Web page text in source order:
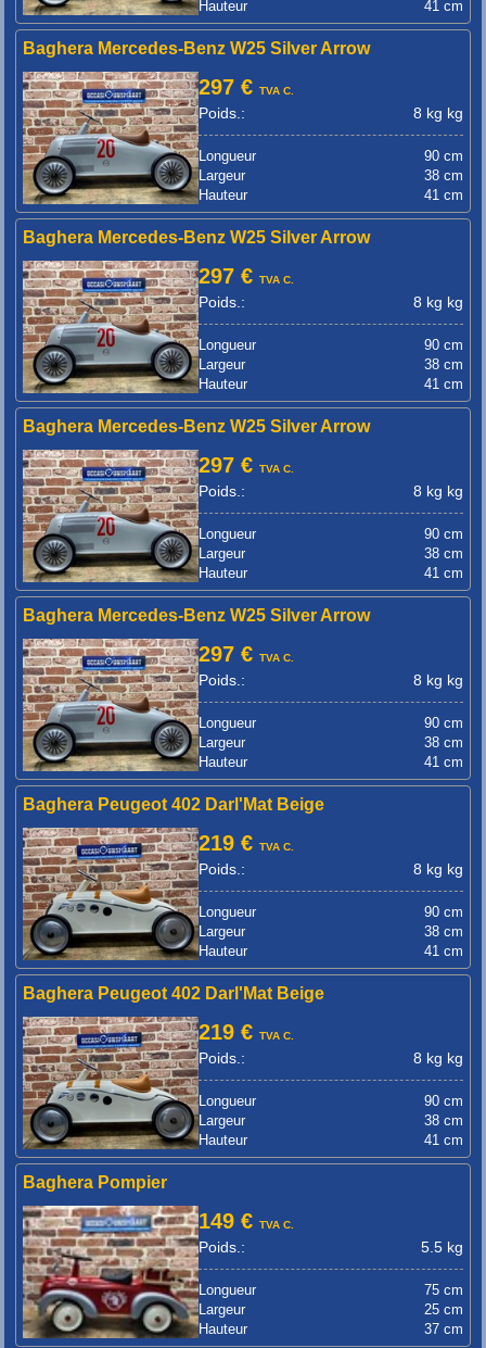
Hauteur 41 cm
Baghera Mercedes-Benz W25 Silver Arrow
297 €TVA C.
Poids.: 8 kg kg
Longueur
90 cm
Largeur
38 cm
Hauteur
41 cm
Baghera Mercedes-Benz W25 Silver Arrow
297 €TVA C.
Poids.: 8 kg kg
Longueur
90 cm
Largeur
38 cm
Hauteur
41 cm
Baghera Mercedes-Benz W25 Silver Arrow
297 €TVA C.
Poids.: 8 kg kg
Longueur
90 cm
Largeur
38 cm
Hauteur
41 cm
Baghera Mercedes-Benz W25 Silver Arrow
297 €TVA C.
Poids.: 8 kg kg
Longueur
90 cm
Largeur
38 cm
Hauteur
41 cm
Baghera Peugeot 402 Darl'Mat Beige
219 €TVA C.
Poids.: 8 kg kg
Longueur
90 cm
Largeur
38 cm
Hauteur
41 cm
Baghera Peugeot 402 Darl'Mat Beige
219 €TVA C.
Poids.: 8 kg kg
Longueur
90 cm
Largeur
38 cm
Hauteur
41 cm
Baghera Pompier
149 €TVA C.
Poids.: 5.5 kg
Longueur
75 cm
Largeur
25 cm
Hauteur
37 cm